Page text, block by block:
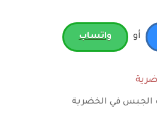
أو واتساب
الجبس في الخضرية